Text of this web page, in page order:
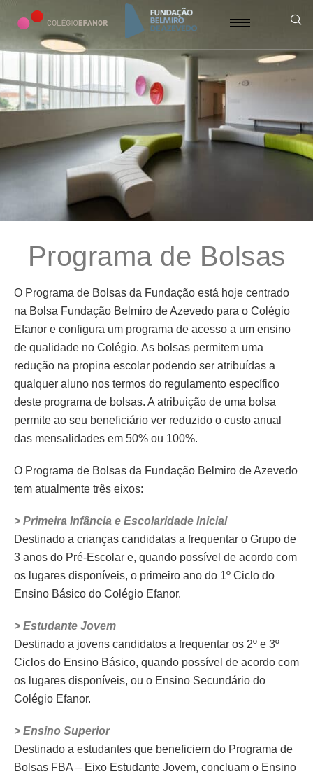
Programa de Bolsas
O Programa de Bolsas da Fundação está hoje centrado
na Bolsa Fundação Belmiro de Azevedo para o Colégio
Efanor e configura um programa de acesso a um ensino
de qualidade no Colégio. As bolsas permitem uma
redução na propina escolar podendo ser atribuídas a
qualquer aluno nos termos do regulamento específico
deste programa de bolsas. A atribuição de uma bolsa
permite ao seu beneficiário ver reduzido o custo anual
das mensalidades em 50% ou 100%.
O Programa de Bolsas da Fundação Belmiro de Azevedo
tem atualmente três eixos:
> Primeira Infância e Escolaridade Inicial
Destinado a crianças candidatas a frequentar o Grupo de
3 anos do Pré-Escolar e, quando possível de acordo com
os lugares disponíveis, o primeiro ano do 1º Ciclo do
Ensino Básico do Colégio Efanor.
> Estudante Jovem
Destinado a jovens candidatos a frequentar os 2º e 3º
Ciclos do Ensino Básico, quando possível de acordo com
os lugares disponíveis, ou o Ensino Secundário do
Colégio Efanor.
> Ensino Superior
Destinado a estudantes que beneficiem do Programa de
Bolsas FBA – Eixo Estudante Jovem, concluam o Ensino